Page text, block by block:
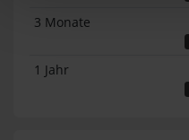
3 Monate
1 Jahr